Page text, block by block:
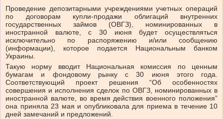
Проведение депозитарными учреждениями учетных операций
по договорам купли-продажи облигаций внутренних
государственных займов (ОВГЗ), номинированных в
иностранной валюте, с 30 июня будет осуществляться
исключительно по распоряжению и/или сообщению
(информации), которое подается Национальным банком
Украины.
Такую норму вводит Национальная комиссия по ценным
бумагам и фондовому рынку с 30 июня этого года.
Соответствующий проект решения “Об особенностях
совершения и исполнения сделок по ОВГЗ, номинированных в
иностранной валюте, во время действия военного положения”
она приняла 23 мая и опубликовала для приема в течение 10
дней замечаний и предложений.